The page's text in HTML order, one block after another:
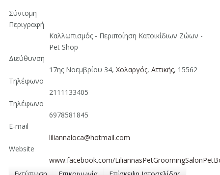
Σύντομη
Περιγραφή
Καλλωπισμός - Περιποίηση Κατοικίδιων Ζώων -
Pet Shop
Διεύθυνση
17ης Νοεμβρίου 34,Χολαργός,Αττικής, 15562
Τηλέφωνο
2111133405
Τηλέφωνο
6978581845
E-mail
liliannaloca@hotmail.com
Website
www.facebook.com/